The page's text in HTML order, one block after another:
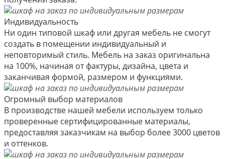
Индивидуальность
Ни один типовой шкаф или другая мебель не смогут
создать в помещении индивидуальный и
неповторимый стиль. Мебель на заказ оригинальна
на 100%, начиная от фактуры, дизайна, цвета и
заканчивая формой, размером и функциями.
Огромный выбор материалов
В производстве нашей мебели используем только
проверенные сертифицированные материалы,
предоставляя заказчикам на выбор более 3000 цветов
и оттенков.